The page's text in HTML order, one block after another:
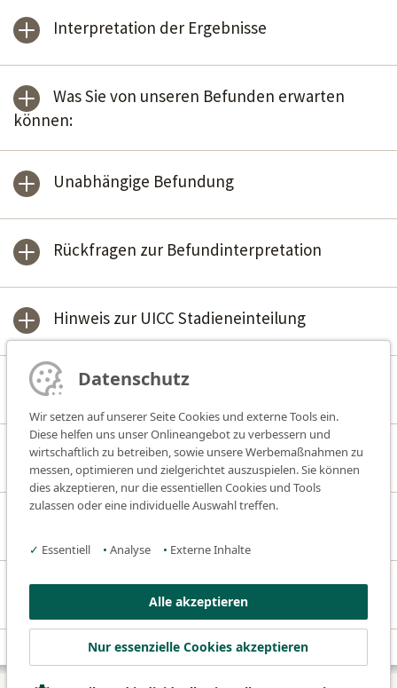
Interpretation der Ergebnisse
Was Sie von unseren Befunden erwarten
können:
Unabhängige Befundung
Rückfragen zur Befundinterpretation
Hinweis zur UICC Stadieneinteilung
Befundübermittlung
Telefonische Befundabfrage
Befunddauer
Datenschutz
Wir setzen auf unserer Seite Cookies und externe Tools ein.
Diese helfen uns unser Onlineangebot zu verbessern und
wirtschaftlich zu betreiben, sowie unsere Werbemaßnahmen zu
messen, optimieren und zielgerichtet auszuspielen. Sie können
dies akzeptieren, nur die essentiellen Cookies und Tools
zulassen oder eine individuelle Auswahl treffen.
✓ Essentiell • Analyse • Externe Inhalte
Alle akzeptieren
Nur essenzielle Cookies akzeptieren